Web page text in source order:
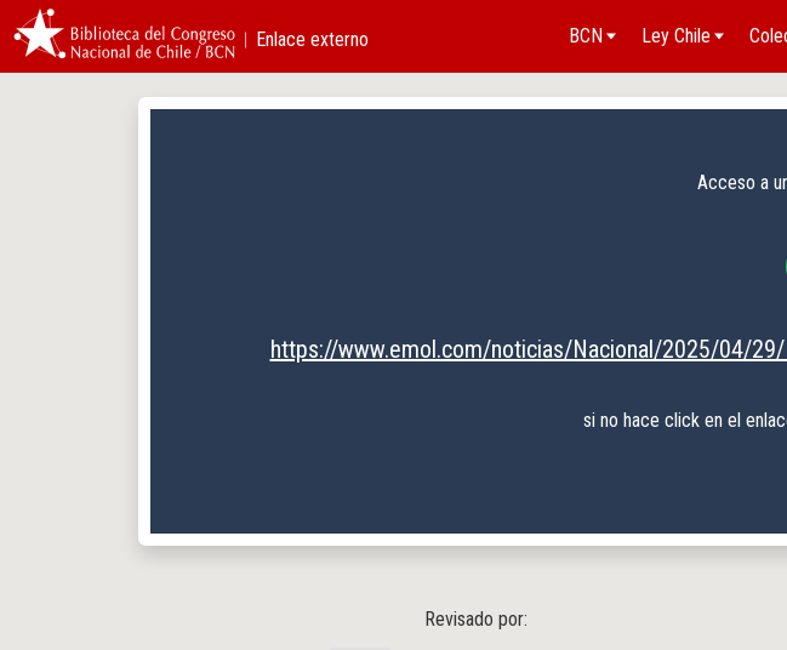
︱Enlace externo BCN Ley Chile
Acceso a
https://www.emol.com/noticias/Nacional/2025/04/
si no hace click en el
Revisado por: